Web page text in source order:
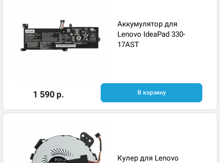
Аккумулятор для
Lenovo IdeaPad 330-
17AST
1 590 р. В корзину
Кулер для Lenovo